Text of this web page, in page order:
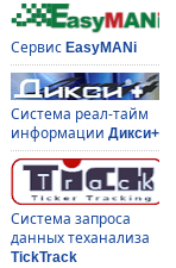
Сервис EasyMANi
Система реал-тайм
информации Дикси+
Система запроса
данных теханализа
TickTrack